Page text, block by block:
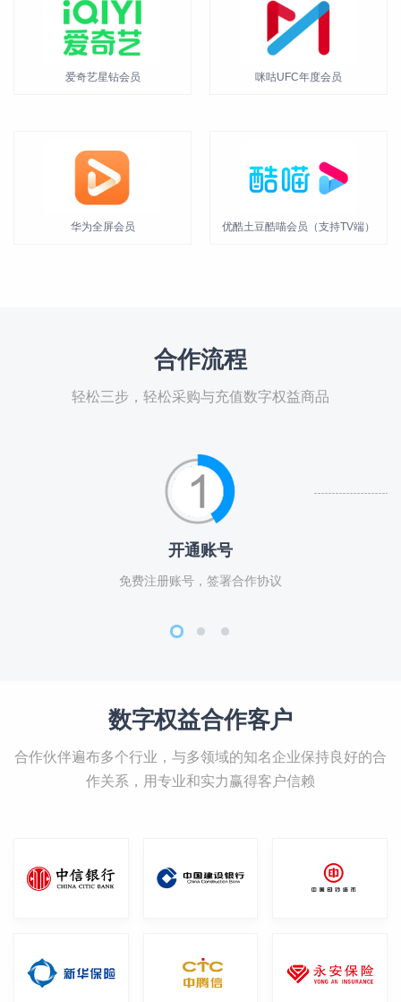
爱奇艺星钻会员 咪咕UFC年度会员
华为全屏会员 优酷土豆酷喵会员（支持TV端）
合作流程
轻松三步，轻松采购与充值数字权益商品
开通账号
免费注册账号，签署合作协议
数字权益合作客户
合作伙伴遍布多个行业，与多领域的知名企业保持良好的合
作关系，用专业和实力赢得客户信赖